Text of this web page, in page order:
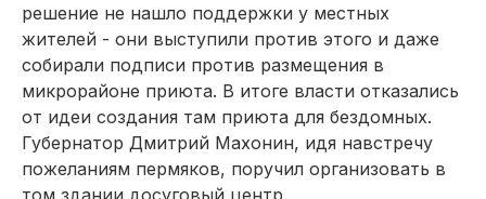
решение не нашло поддержки у местных
жителей - они выступили против этого и даже
собирали подписи против размещения в
микрорайоне приюта. В итоге власти отказались
от идеи создания там приюта для бездомных.
Губернатор Дмитрий Махонин, идя навстречу
пожеланиям пермяков, поручил организовать в